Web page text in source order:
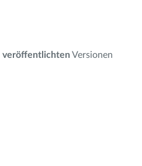
veröffentlichten Versionen